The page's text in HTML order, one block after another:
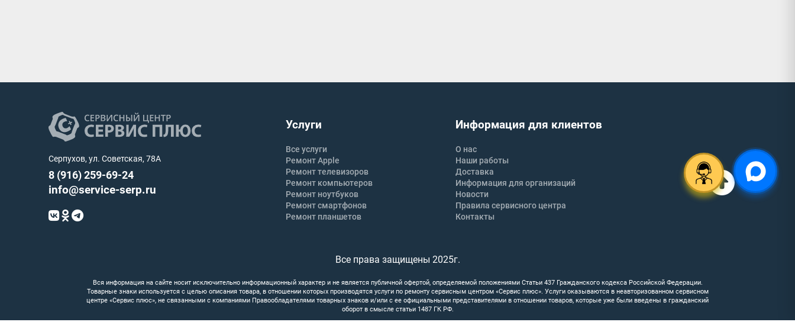
Серпухов, ул. Советская, 78А
8 (916) 259-69-24
info@service-serp.ru
Услуги
Все услуги
Ремонт Apple
Ремонт телевизоров
Ремонт компьютеров
Ремонт ноутбуков
Ремонт смартфонов
Ремонт планшетов
Информация для клиентов
О нас
Наши работы
Доставка
Информация для организаций
Новости
Правила сервисного центра
Контакты
Все права защищены 2025г.
Вся информация на сайте носит исключительно информационный характер и не является публичной офертой, определяемой положениями Статьи 437 Гражданского кодекса Российской Федерации.
Товарные знаки используется с целью описания товара, в отношении которых производятся услуги по ремонту сервисным центром «Сервис плюс». Услуги оказываются в неавторизованном сервисном
центре «Сервис плюс», не связанными с компаниями Правообладателями товарных знаков и/или с ее официальными представителями в отношении товаров, которые уже были введены в гражданский
оборот в смысле статьи 1487 ГК РФ.